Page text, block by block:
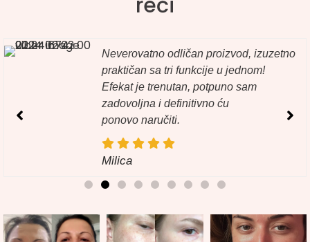
Neverovatno odličan proizvod, izuzetno
praktičan sa tri funkcije u jednom!
Efekat je trenutan, potpuno sam
zadovoljna i definitivno ću
ponovo naručiti.
Milica